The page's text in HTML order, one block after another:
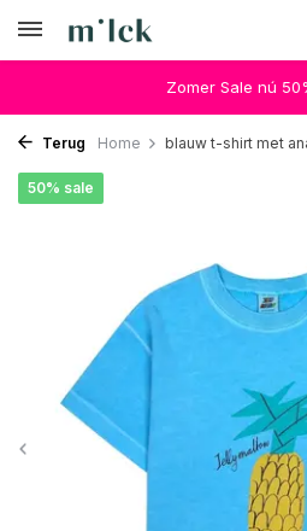
Zomer Sale nú
Terug Home blauw t-shirt met
50% sale